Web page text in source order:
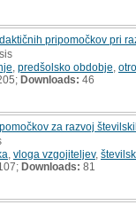
pripomočkov pri
predšolsko obdobje
Downloads: 46
za razvoj
vloga vzgojiteljev,
Downloads: 81